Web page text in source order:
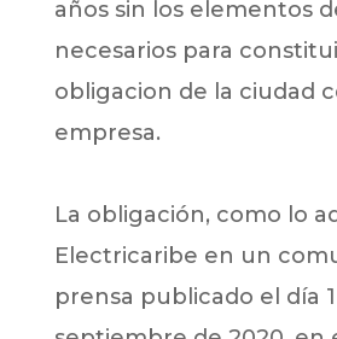
años sin los elementos
necesarios para
obligacion de la ciudad
empresa.
La obligación, como lo
Electricaribe en un
prensa publicado el día